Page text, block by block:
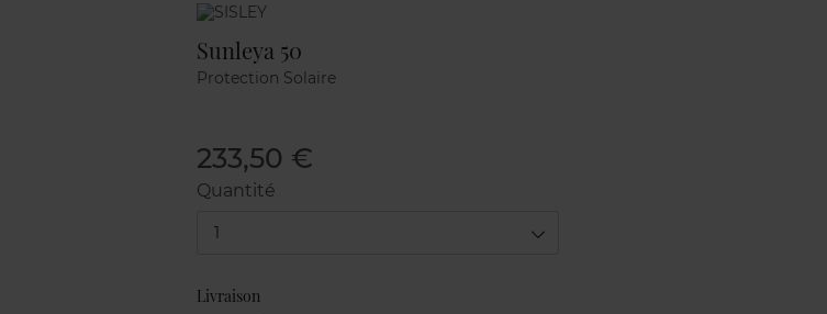
Marque
Sunleya 50
Protection Solaire
233,50 €
Quantité
1
Livraison